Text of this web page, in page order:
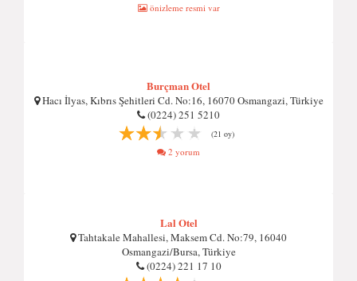
önizleme resmi var
Burçman Otel
Hacı İlyas, Kıbrıs Şehitleri Cd. No:16, 16070 Osmangazi, Türkiye
(0224) 251 5210
(21 oy)
2 yorum
Lal Otel
Tahtakale Mahallesi, Maksem Cd. No:79, 16040
Osmangazi/Bursa, Türkiye
(0224) 221 17 10